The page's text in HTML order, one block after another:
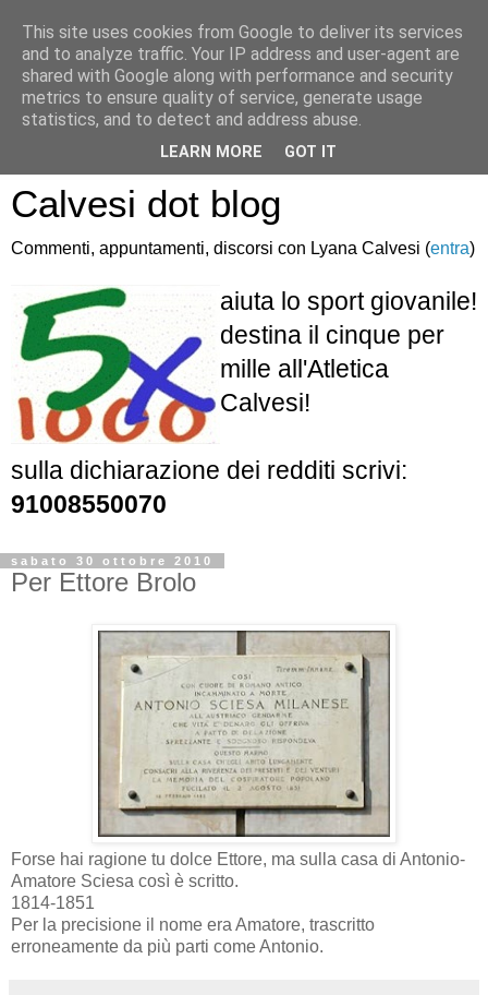
Atletica Sandro
Calvesi dot blog
Commenti, appuntamenti, discorsi con Lyana Calvesi (entra)
aiuta lo sport giovanile!
destina il cinque per
mille all'Atletica
Calvesi!
sulla dichiarazione dei redditi scrivi:
91008550070
sabato 30 ottobre 2010
Per Ettore Brolo
Forse hai ragione tu dolce Ettore, ma sulla casa di Antonio-
Amatore Sciesa così è scritto.
1814-1851
Per la precisione il nome era Amatore, trascritto
erroneamente da più parti come Antonio.
This site uses cookies from Google to deliver its services
and to analyze traffic. Your IP address and user-agent are
shared with Google along with performance and security
metrics to ensure quality of service, generate usage
statistics, and to detect and address abuse.
LEARN MORE GOT IT